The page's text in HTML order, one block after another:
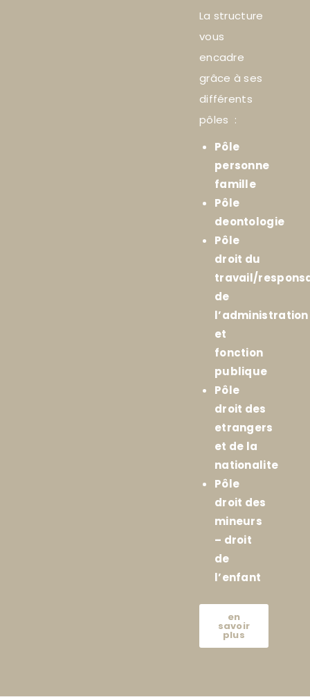
La structure
vous
encadre
grâce à ses
différents
pôles :
Pôle
personne
famille
Pôle
deontologie
Pôle
droit du
travail/
de
l’administration
et
fonction
publique
Pôle
droit des
etrangers
et de la
nationalite
Pôle
droit des
mineurs
– droit
de
l’enfant
en
savoir
plus